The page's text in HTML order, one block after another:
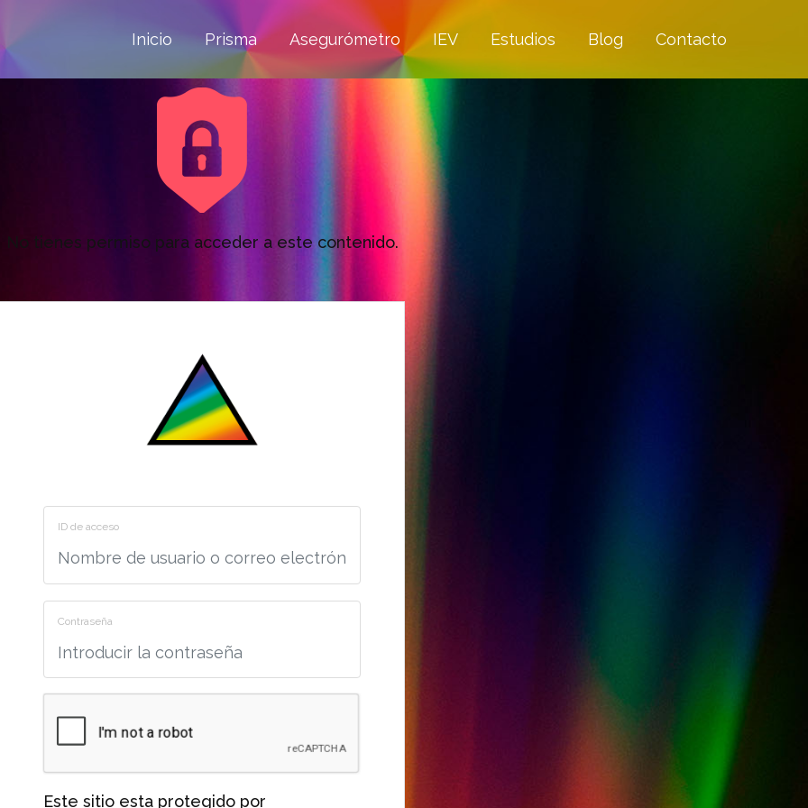
Inicio Prisma Asegurómetro IEV Estudios Blog Contacto
No tienes permiso para acceder a este contenido.
ID de acceso
Contraseña
Este sitio esta protegido por